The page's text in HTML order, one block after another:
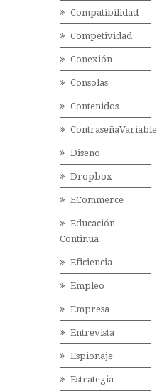
Compatibilidad
Competividad
Conexión
Consolas
Contenidos
ContraseñaVariable
Diseño
Dropbox
ECommerce
Educación
Continua
Eficiencia
Empleo
Empresa
Entrevista
Espionaje
Estrategia